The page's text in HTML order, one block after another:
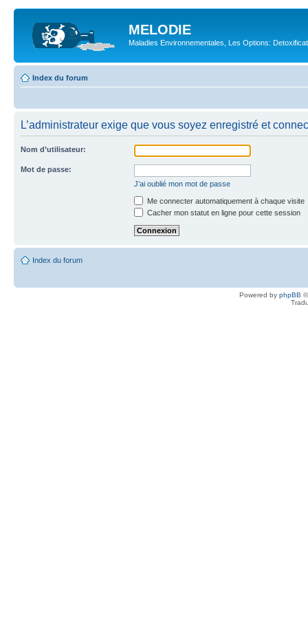
MELODIE
Maladies Environnementales, Les Options:
Index du forum
L’administrateur exige que vous soyez enregistré et
Nom d’utilisateur:
Mot de passe:
J’ai oublié mon mot de passe
Me connecter automatiquement à chaque visite
Cacher mon statut en ligne pour cette session
Index du forum
Powered by phpBB